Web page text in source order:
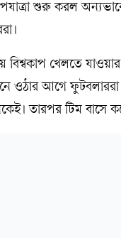
শুরু করল
খেলতে
ওঠার আগে
তারপর টিম বাসে